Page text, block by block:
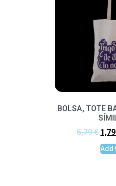
BOLSA, TOTE
5,79€
Add